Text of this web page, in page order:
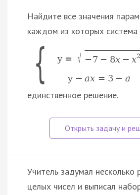
Найдите все значения
каждом из которых система
{ y = √ −7 − 8x − x2
y − ax = 3 − a
единственное решение.
Учитель задумал несколько
целых чисел и выписал